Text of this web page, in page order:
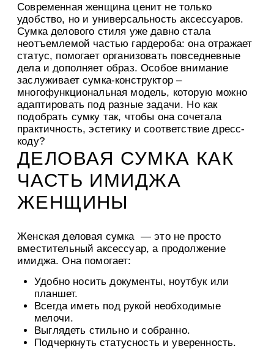
Современная женщина ценит не только
удобство, но и универсальность аксессуаров.
Сумка делового стиля уже давно стала
неотъемлемой частью гардероба: она отражает
статус, помогает организовать повседневные
дела и дополняет образ. Особое внимание
заслуживает сумка-конструктор –
многофункциональная модель, которую можно
адаптировать под разные задачи. Но как
подобрать сумку так, чтобы она сочетала
практичность, эстетику и соответствие дресс-
коду?
ДЕЛОВАЯ СУМКА КАК
ЧАСТЬ ИМИДЖА
ЖЕНЩИНЫ
Женская деловая сумка — это не просто
вместительный аксессуар, а продолжение
имиджа. Она помогает:
Удобно носить документы, ноутбук или
планшет.
Всегда иметь под рукой необходимые
мелочи.
Выглядеть стильно и собранно.
Подчеркнуть статусность и уверенность.